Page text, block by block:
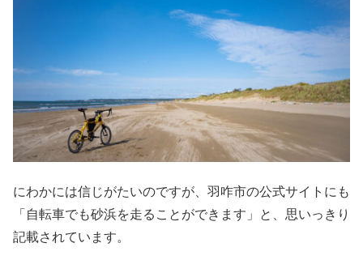
にわかには信じがたいのですが、羽咋市の公式サイトにも
「自転車でも砂浜を走ることができます」と、思いっきり
記載されています。